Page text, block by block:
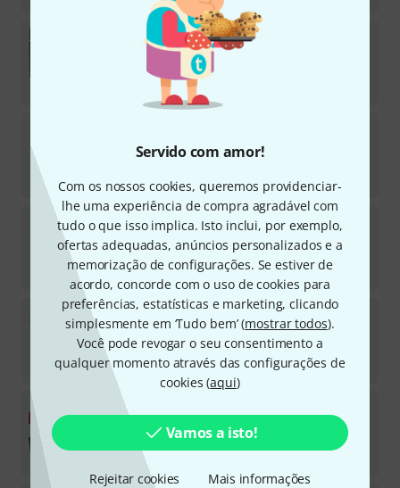
Servido com amor!
Com os nossos cookies, queremos providenciar-
lhe uma experiência de compra agradável com
tudo o que isso implica. Isto inclui, por exemplo,
ofertas adequadas, anúncios personalizados e a
memorização de configurações. Se estiver de
acordo, concorde com o uso de cookies para
preferências, estatísticas e marketing, clicando
simplesmente em ‘Tudo bem’ (mostrar todos).
Você pode revogar o seu consentimento a
qualquer momento através das configurações de
cookies (aqui)
Vamos a isto!
Rejeitar cookies Mais informações
PX-S3100 BK Deluxe Bundle
Em stock
Em stock
€629
Casio PX-S1100 WE Deluxe Bundle
Em stock
€709
Casio PX-S1100MB Home Bundle
Em stock
€598
Casio
Em stock
539